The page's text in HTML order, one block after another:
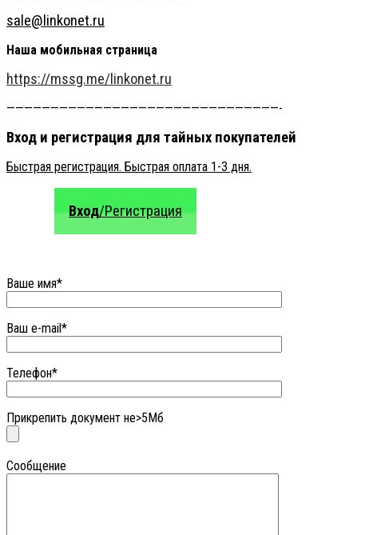
sale@linkonet.ru
Наша мобильная страница
https://mssg.me/linkonet.ru
———————————————————————————————-
Вход и регистрация для тайных покупателей
Быстрая регистрация. Быстрая оплата 1-3 дня.
Вход/Регистрация
Ваше имя*
Ваш e-mail*
Телефон*
Прикрепить документ не>5Мб
Сообщение